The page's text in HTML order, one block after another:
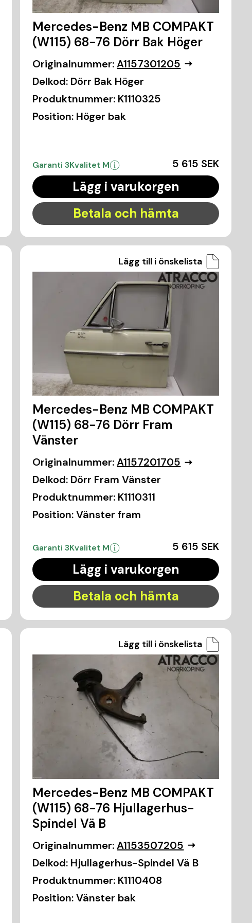
Mercedes-Benz MB COMPAKT
(W115) 68-76 Dörr Bak Höger
Originalnummer: A1157301205
Delkod: Dörr Bak Höger
Produktnummer: K1110325
Position: Höger bak
Garanti 3Kvalitet M 5 615 SEK
Lägg i varukorgen
Betala och hämta
Lägg till i önskelista
Mercedes-Benz MB COMPAKT
(W115) 68-76 Dörr Fram
Vänster
Originalnummer: A1157201705
Delkod: Dörr Fram Vänster
Produktnummer: K1110311
Position: Vänster fram
Garanti 3Kvalitet M 5 615 SEK
Lägg i varukorgen
Betala och hämta
Lägg till i önskelista
Mercedes-Benz MB COMPAKT
(W115) 68-76 Hjullagerhus-
Spindel Vä B
Originalnummer: A1153507205
Delkod: Hjullagerhus-Spindel Vä B
Produktnummer: K1110408
Position: Vänster bak